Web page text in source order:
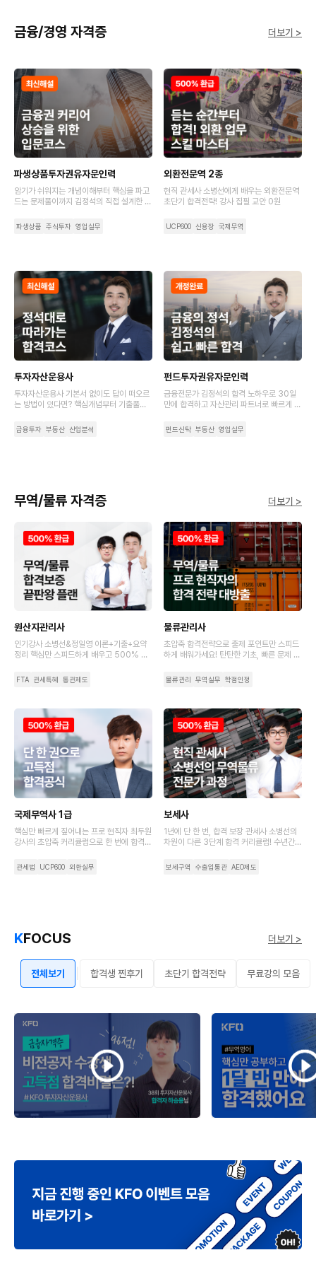
금융/경영 자격증 더보기 >
파생상품투자권유자문인력
암기가 쉬워지는 개념이해부터 핵심을 파고
드는 문제풀이까지 김정석의 직접 설계한 커
파생상품 주식투자 영업실무
외환전문역 2종
현직 관세사 소병선에게 배우는 외환전문역
초단기 합격전략! 강사 집필 교안 0원
UCP600 신용장 국제무역
투자자산운용사
투자자산운용사 기본서 없이도 답이 떠오르
는 방법이 있다면? 핵심개념부터 기출풀이
자도 쉽게 시작하는 최단기 코스로 시작하세
요.
금융투자 부동산 산업분석
펀드투자권유자문인력
금융전문가 김정석의 합격 노하우로 30일
만에 합격하고 자산관리 파트너로 빠르게 성
펀드신탁 부동산 영업실무
무역/물류 자격증 더보기 >
원산지관리사
인기강사 소병선&정일영 이론+기출+요약
정리 핵심만 스피드하게 배우고 500% 수
FTA 관세특혜 통관제도
물류관리사
초압축 합격전략으로 출제 포인트만 스피드
하게 배워가세요! 탄탄한 기초, 빠른 문제 적
물류관리 무역실무 학점인정
국제무역사 1급
핵심만 빠르게 짚어내는 프로 현직자 최두원
강사의 초압축 커리큘럼으로 한 번에 합격해
관세법 UCP600 외환실무
보세사
1년에 단 한 번, 합격 보장 관세사 소병선의
차원이 다른 3단계 합격 커리큘럼! 수년간의
수 개념 정리부터 시험 직전 마무리까지
보세구역 수출입통관 AEO제도
KFOCUS 더보기 >
전체보기 합격생 찐후기 초단기 합격전략 무료강의 모음